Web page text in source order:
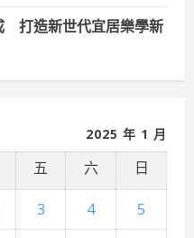
打造新世代宜居樂學新
2025 年 1 月
五 六 日
3 4
5